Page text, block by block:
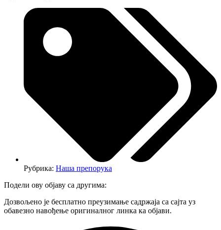
Рубрика: Наша препорука
Подели ову објаву са другима:
Дозвољено је бесплатно преузимање садржаја са сајта уз
обавезно навођење оригиналног линка ка објави.